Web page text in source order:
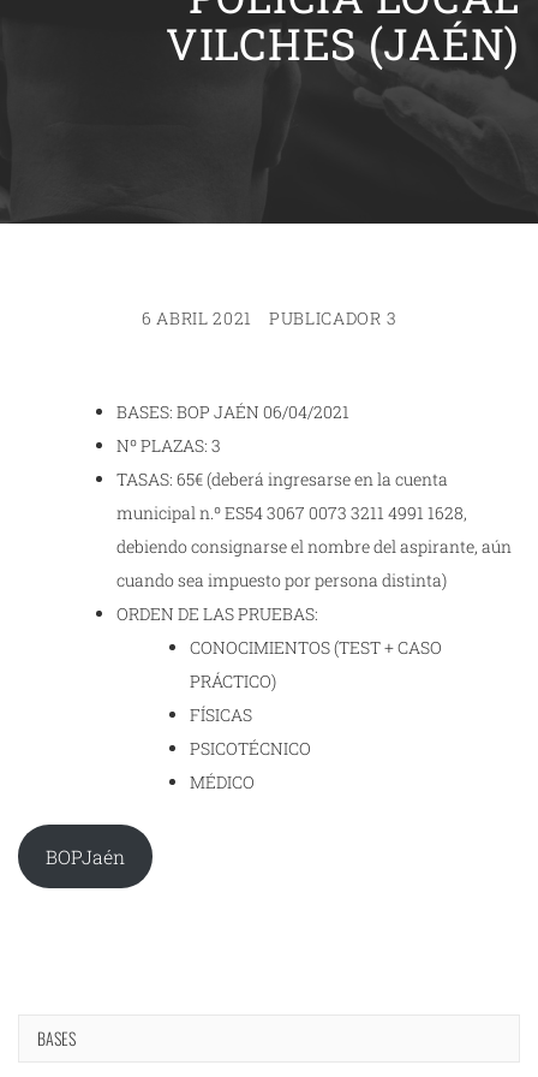
VILCHES (JAÉN)
6 ABRIL 2021 PUBLICADOR 3
BASES: BOP JAÉN 06/04/2021
Nº PLAZAS: 3
TASAS: 65€ (deberá ingresarse en la cuenta
municipal n.º ES54 3067 0073 3211 4991 1628,
debiendo consignarse el nombre del aspirante, aún
cuando sea impuesto por persona distinta)
ORDEN DE LAS PRUEBAS:
CONOCIMIENTOS (TEST + CASO
PRÁCTICO)
FÍSICAS
PSICOTÉCNICO
MÉDICO
BOPJaén
BASES